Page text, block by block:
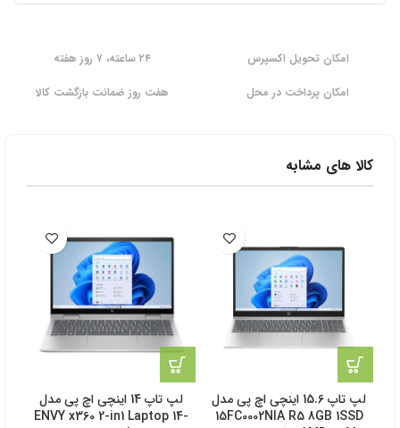
امکان تحویل اکسپرس
۲۴ ساعته، ۷ روز هفته
امکان پرداخت در محل
هفت روز ضمانت بازگشت کالا
کالا های مشابه
لپ تاپ 15.6 اینچی اچ‌ پی مدل
15FC0002NIA R5 8GB 1SSD
لپ تاپ 14 اینچی اچ‌ پی مدل
ENVY x360 2-in1 Laptop 14-